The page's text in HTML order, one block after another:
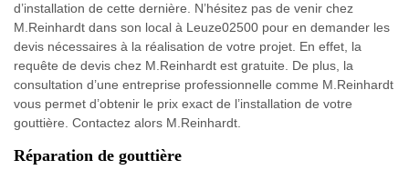
d’installation de cette dernière. N’hésitez pas de venir chez
M.Reinhardt dans son local à Leuze02500 pour en demander les
devis nécessaires à la réalisation de votre projet. En effet, la
requête de devis chez M.Reinhardt est gratuite. De plus, la
consultation d’une entreprise professionnelle comme M.Reinhardt
vous permet d’obtenir le prix exact de l’installation de votre
gouttière. Contactez alors M.Reinhardt.
Réparation de gouttière